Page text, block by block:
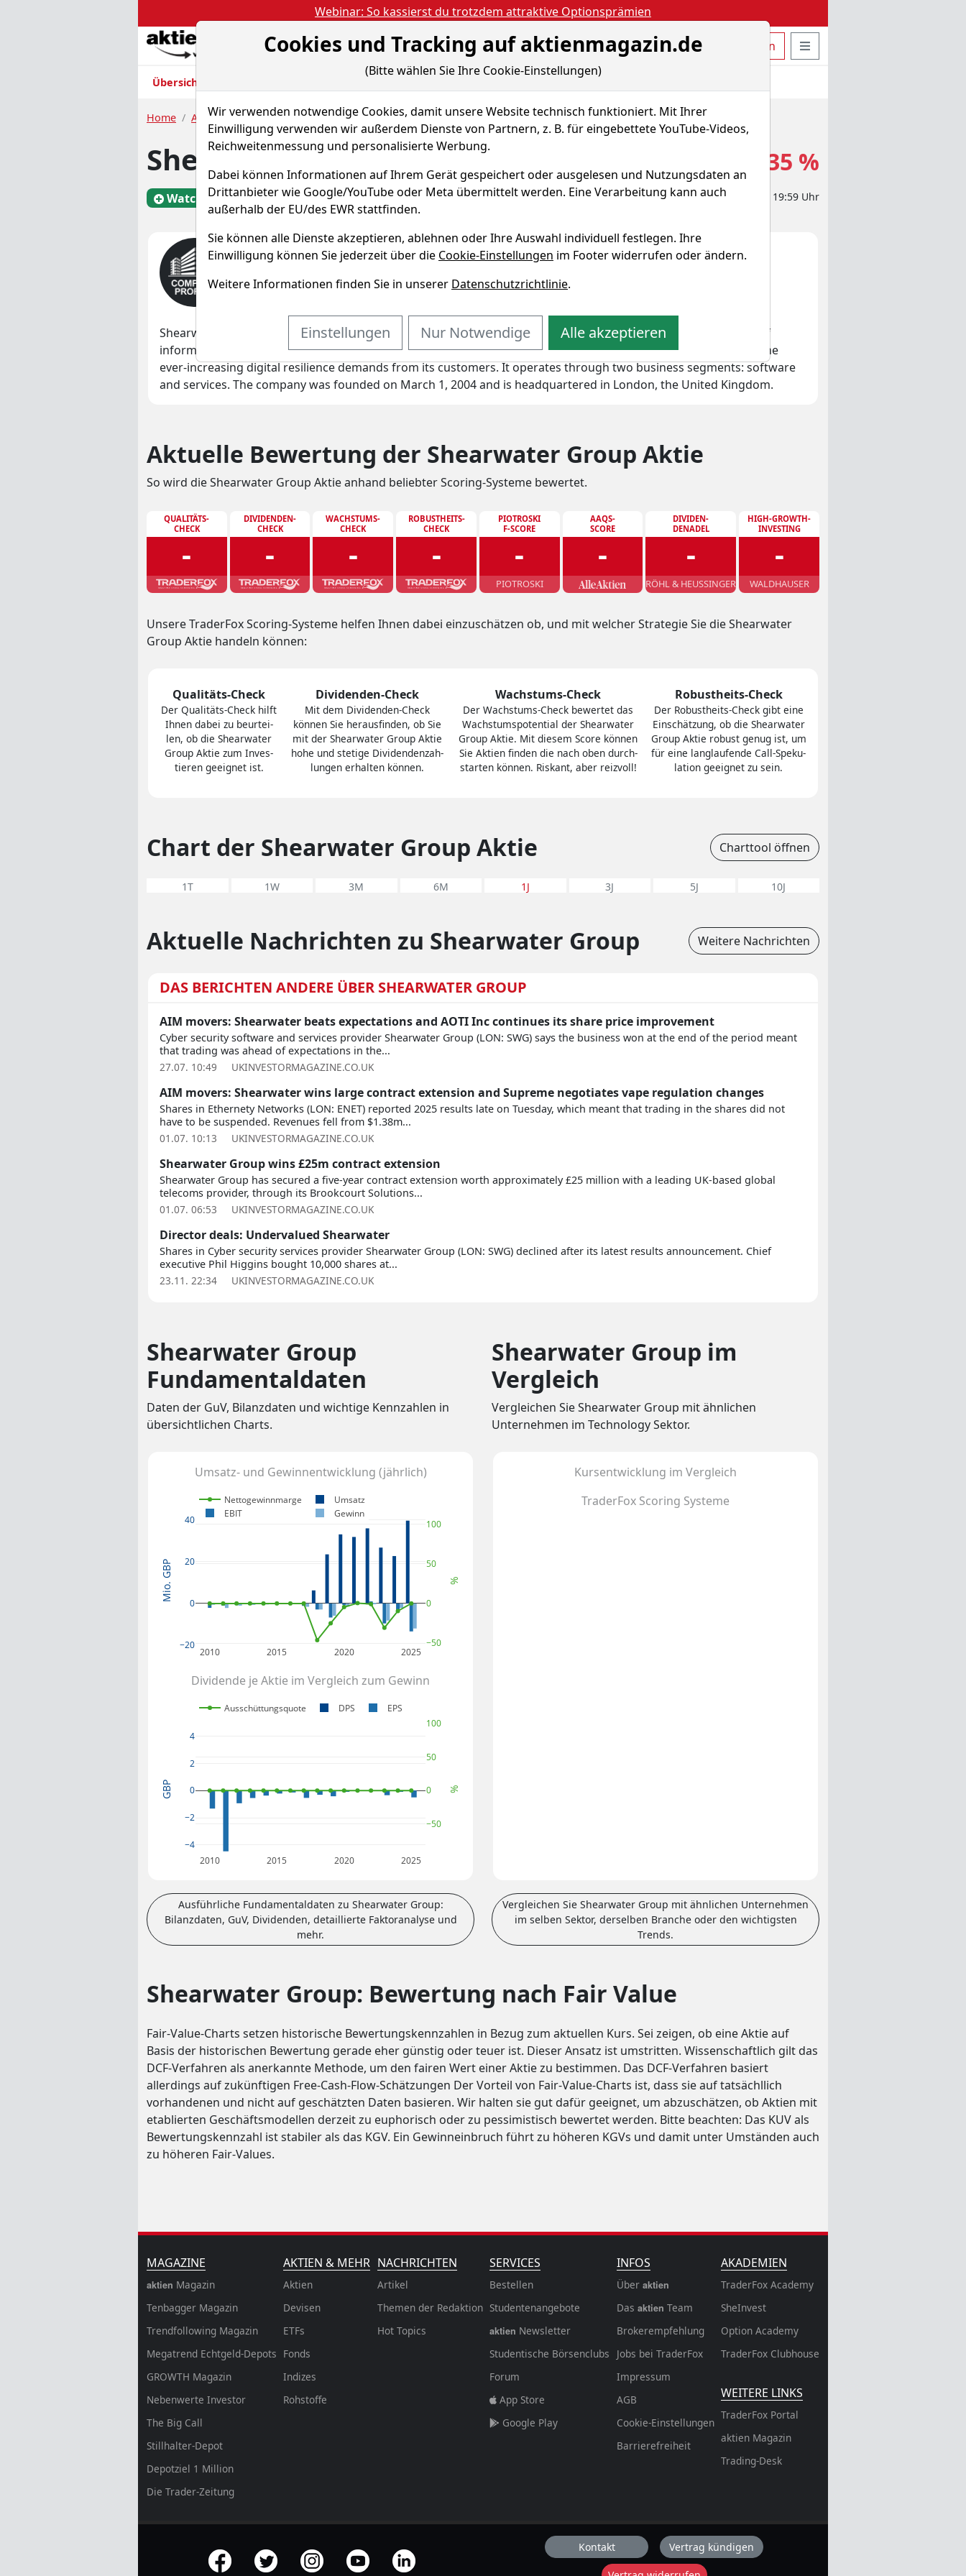
Webinar: So kassierst du trotzdem attraktive Optionsprämien
Aktien Nachrichten Magazine Aktien- und Artikelsuche öffnen
Gratis Account Bestellen Login Seitennavigation öffnen
Übersicht
Home Aktien Shearwater Group PLC
Shearwater Group Aktie
Watchlist DTW1 WKN A2PRX8
-0,35 %
Echtzeit-Aktienkurs 05.08.2026, 19:59 Uhr
Was macht Shearwater Group?
Unternehmensprofil
Shearwater Group Plc provides digital resilience solutions and services. The company builds a broad portfolio of
information security, governance, risk and compliance, cyber and cyber security platforms, which aim to meet the
ever-increasing digital resilience demands from its customers. It operates through two business segments: software
and services. The company was founded on March 1, 2004 and is headquartered in London, the United Kingdom.
Aktuelle Bewertung der Shearwater Group Aktie
So wird die Shearwater Group Aktie anhand beliebter Scoring-Systeme bewertet.
QUALITÄTS-
CHECK
-
DIVIDENDEN-
CHECK
-
WACHSTUMS-
CHECK
-
ROBUSTHEITS-
CHECK
-
PIOTROSKI
F-SCORE
-
PIOTROSKI
AAQS-
SCORE
-
DIVIDEN-
DENADEL
-
RÖHL & HEUSSINGER
HIGH-GROWTH-
INVESTING
-
WALDHAUSER
Unsere TraderFox Scoring-Systeme helfen Ihnen dabei einzuschätzen ob, und mit welcher Strategie Sie die Shearwater
Group Aktie handeln können:
Qualitäts-Check
Der Quali­täts-Check hilft
Ihnen dabei zu be­ur­tei­
len, ob die Shearwater
Group Aktie zum In­ves­
tie­ren geeig­net ist.
Dividenden-Check
Mit dem Divi­den­den-Check
können Sie heraus­finden, ob Sie
mit der Shearwater Group Aktie
hohe und stetige Divi­den­den­zah­
lungen er­hal­ten können.
Wachstums-Check
Der Wachs­tums-Check bewertet das
Wachs­tums­po­ten­tial der Shearwater
Group Aktie. Mit diesem Score können
Sie Aktien finden die nach oben durch­
star­ten können. Riskant, aber reiz­voll!
Robustheits-Check
Der Robust­heits-Check gibt eine
Ein­schät­zung, ob die Shearwater
Group Aktie robust genug ist, um
für eine lang­lau­fen­de Call-Spe­ku­
la­tion ge­eig­net zu sein.
Chart der Shearwater Group Aktie Charttool öffnen
1T 1W 3M 6M 1J 3J 5J 10J
Aktuelle Nachrichten zu Shearwater Group Weitere Nachrichten
DAS BERICHTEN ANDERE ÜBER SHEARWATER GROUP
AIM movers: Shearwater beats expectations and AOTI Inc continues its share price improvement
Cyber security software and services provider Shearwater Group (LON: SWG) says the business won at the end of the period meant
that trading was ahead of expectations in the...
27.07. 10:49
UKINVESTORMAGAZINE.CO.UK
AIM movers: Shearwater wins large contract extension and Supreme negotiates vape regulation changes
Shares in Ethernety Networks (LON: ENET) reported 2025 results late on Tuesday, which meant that trading in the shares did not
have to be suspended. Revenues fell from $1.38m...
01.07. 10:13
UKINVESTORMAGAZINE.CO.UK
Shearwater Group wins £25m contract extension
Shearwater Group has secured a five-year contract extension worth approximately £25 million with a leading UK-based global
telecoms provider, through its Brookcourt Solutions...
01.07. 06:53
UKINVESTORMAGAZINE.CO.UK
Director deals: Undervalued Shearwater
Shares in Cyber security services provider Shearwater Group (LON: SWG) declined after its latest results announcement. Chief
executive Phil Higgins bought 10,000 shares at...
23.11. 22:34
UKINVESTORMAGAZINE.CO.UK
Shearwater Group
Fundamentaldaten
Daten der GuV, Bilanzdaten und wichtige Kennzahlen in
übersichtlichen Charts.
Umsatz- und Gewinnentwicklung (jährlich)
2010 2015 2020 2025
−20
0
20
40
−50
0
50
100
Nettogewinnmarge
Umsatz
EBIT
Gewinn
Mio. GBP %
Dividende je Aktie im Vergleich zum Gewinn
2010 2015 2020 2025
−4
−2
0
2
4
−50
0
50
100
Ausschüttungsquote DPS EPS
GBP %
Ausführliche Fundamentaldaten zu Shearwater Group:
Bilanzdaten, GuV, Dividenden, detaillierte Faktoranalyse und
mehr.
Shearwater Group im
Vergleich
Vergleichen Sie Shearwater Group mit ähnlichen
Unternehmen im Technology Sektor.
Kursentwicklung im Vergleich
TraderFox Scoring Systeme
Vergleichen Sie Shearwater Group mit ähnlichen Unternehmen
im selben Sektor, derselben Branche oder den wichtigsten
Trends.
Shearwater Group: Bewertung nach Fair Value
Fair-Value-Charts setzen historische Bewertungskennzahlen in Bezug zum aktuellen Kurs. Sei zeigen, ob eine Aktie auf
Basis der historischen Bewertung gerade eher günstig oder teuer ist. Dieser Ansatz ist umstritten. Wissenschaftlich gilt das
DCF-Verfahren als anerkannte Methode, um den fairen Wert einer Aktie zu bestimmen. Das DCF-Verfahren basiert
allerdings auf zukünftigen Free-Cash-Flow-Schätzungen Der Vorteil von Fair-Value-Charts ist, dass sie auf tatsächllich
vorhandenen und nicht auf geschätzten Daten basieren. Wir halten sie gut dafür geeignet, um abzuschätzen, ob Aktien mit
etablierten Geschäftsmodellen derzeit zu euphorisch oder zu pessimistisch bewertet werden. Bitte beachten: Das KUV als
Bewertungskennzahl ist stabiler als das KGV. Ein Gewinneinbruch führt zu höheren KGVs und damit unter Umständen auch
zu höheren Fair-Values.
MAGAZINE
aktien Magazin
Tenbagger Magazin
Trendfollowing Magazin
Megatrend Echtgeld-Depots
GROWTH Magazin
Nebenwerte Investor
The Big Call
Stillhalter-Depot
Depotziel 1 Million
Die Trader-Zeitung
AKTIEN & MEHR
Aktien
Devisen
ETFs
Fonds
Indizes
Rohstoffe
NACHRICHTEN
Artikel
Themen der Redaktion
Hot Topics
SERVICES
Bestellen
Studentenangebote
aktien Newsletter
Studentische Börsenclubs
Forum
App Store
Google Play
INFOS
Über aktien
Das aktien Team
Brokerempfehlung
Jobs bei TraderFox
Impressum
AGB
Cookie-Einstellungen
Barrierefreiheit
AKADEMIEN
TraderFox Academy
SheInvest
Option Academy
TraderFox Clubhouse
WEITERE LINKS
TraderFox Portal
aktien Magazin
Trading-Desk
offizielle Social Media-Accounts Kontakt Vertrag kündigen
Cookies und Tracking auf aktienmagazin.de
(Bitte wählen Sie Ihre Cookie-Einstellungen)
Wir verwenden notwendige Cookies, damit unsere Website technisch funktioniert. Mit Ihrer
Einwilligung verwenden wir außerdem Dienste von Partnern, z. B. für eingebettete YouTube-Videos,
Reichweitenmessung und personalisierte Werbung.
Dabei können Informationen auf Ihrem Gerät gespeichert oder ausgelesen und Nutzungsdaten an
Drittanbieter wie Google/YouTube oder Meta übermittelt werden. Eine Verarbeitung kann auch
außerhalb der EU/des EWR stattfinden.
Sie können alle Dienste akzeptieren, ablehnen oder Ihre Auswahl individuell festlegen. Ihre
Einwilligung können Sie jederzeit über die Cookie-Einstellungen im Footer widerrufen oder ändern.
Weitere Informationen finden Sie in unserer Datenschutzrichtlinie.
Einstellungen Nur Notwendige Alle akzeptieren